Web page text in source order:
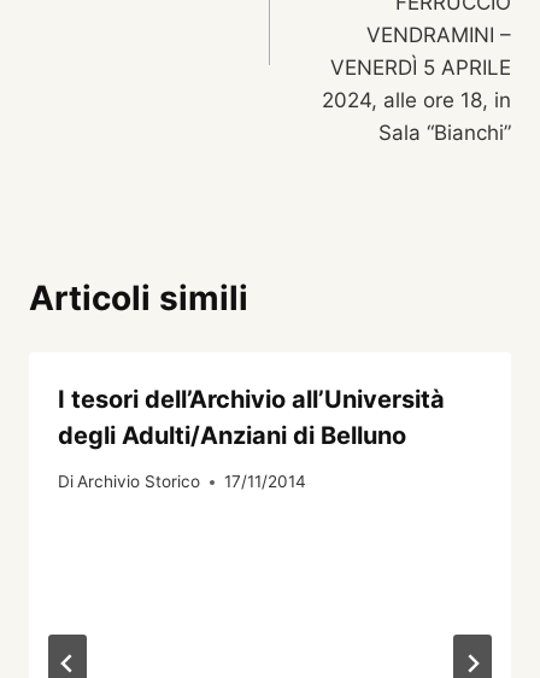
VENDRAMINI –
VENERDÌ 5 APRILE
2024, alle ore 18, in
Sala “Bianchi”
Articoli simili
I tesori dell’Archivio all’Università
degli Adulti/Anziani di Belluno
DiArchivio Storico 17/11/2014